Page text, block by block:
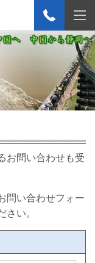
お問い合わせも受
問い合わせフォー
さい。